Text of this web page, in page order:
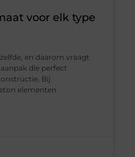
voor elk type
en daarom vraagt
die perfect
Bij
elementen